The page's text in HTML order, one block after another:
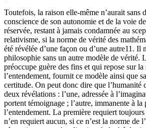
Toutefois, la raison elle-même n’aurait sans
conscience de son autonomie et de la voie
réservée, restant à jamais condamnée au
relativisme, si la norme de vérité des
été révélée d’une façon ou d’une autre11 . Il
philosophie sans un autre modèle de vérité.
préoccupe guère des fins et qui repose sur la
l’entendement, fournit ce modèle ainsi que
certitude. On peut donc dire que l’humanité
deux révélations : l’une, adressée à
portent témoignage ; l’autre, immanente à la
l’entendement. La première requiert
n’en requiert aucun, si ce n’est la norme de